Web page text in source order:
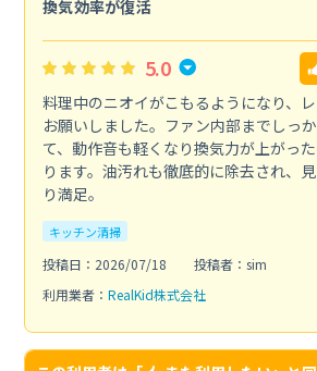
換気効率が復活
5.0
料理中のニオイがこもるようになり、
お願いしました。ファン内部までしっ
て、動作音も軽くなり換気力が上がっ
ります。油汚れも徹底的に除去され、
り満足。
キッチン清掃
投稿日：2026/07/18
投稿者：sim
利用業者： RealKid株式会社